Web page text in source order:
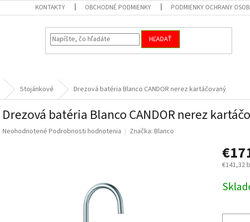
KONTAKTY OBCHODNÉ PODMIENKY PODMIENKY OCHRANY
HĽADAŤ
Stojánkové Drezová batéria Blanco CANDOR nerez kartáčovaný
Drezová batéria Blanco CANDOR nerez
Priemerné
Neohodnotené Podrobnosti hodnotenia Značka: Blanco
€141,32
cena: